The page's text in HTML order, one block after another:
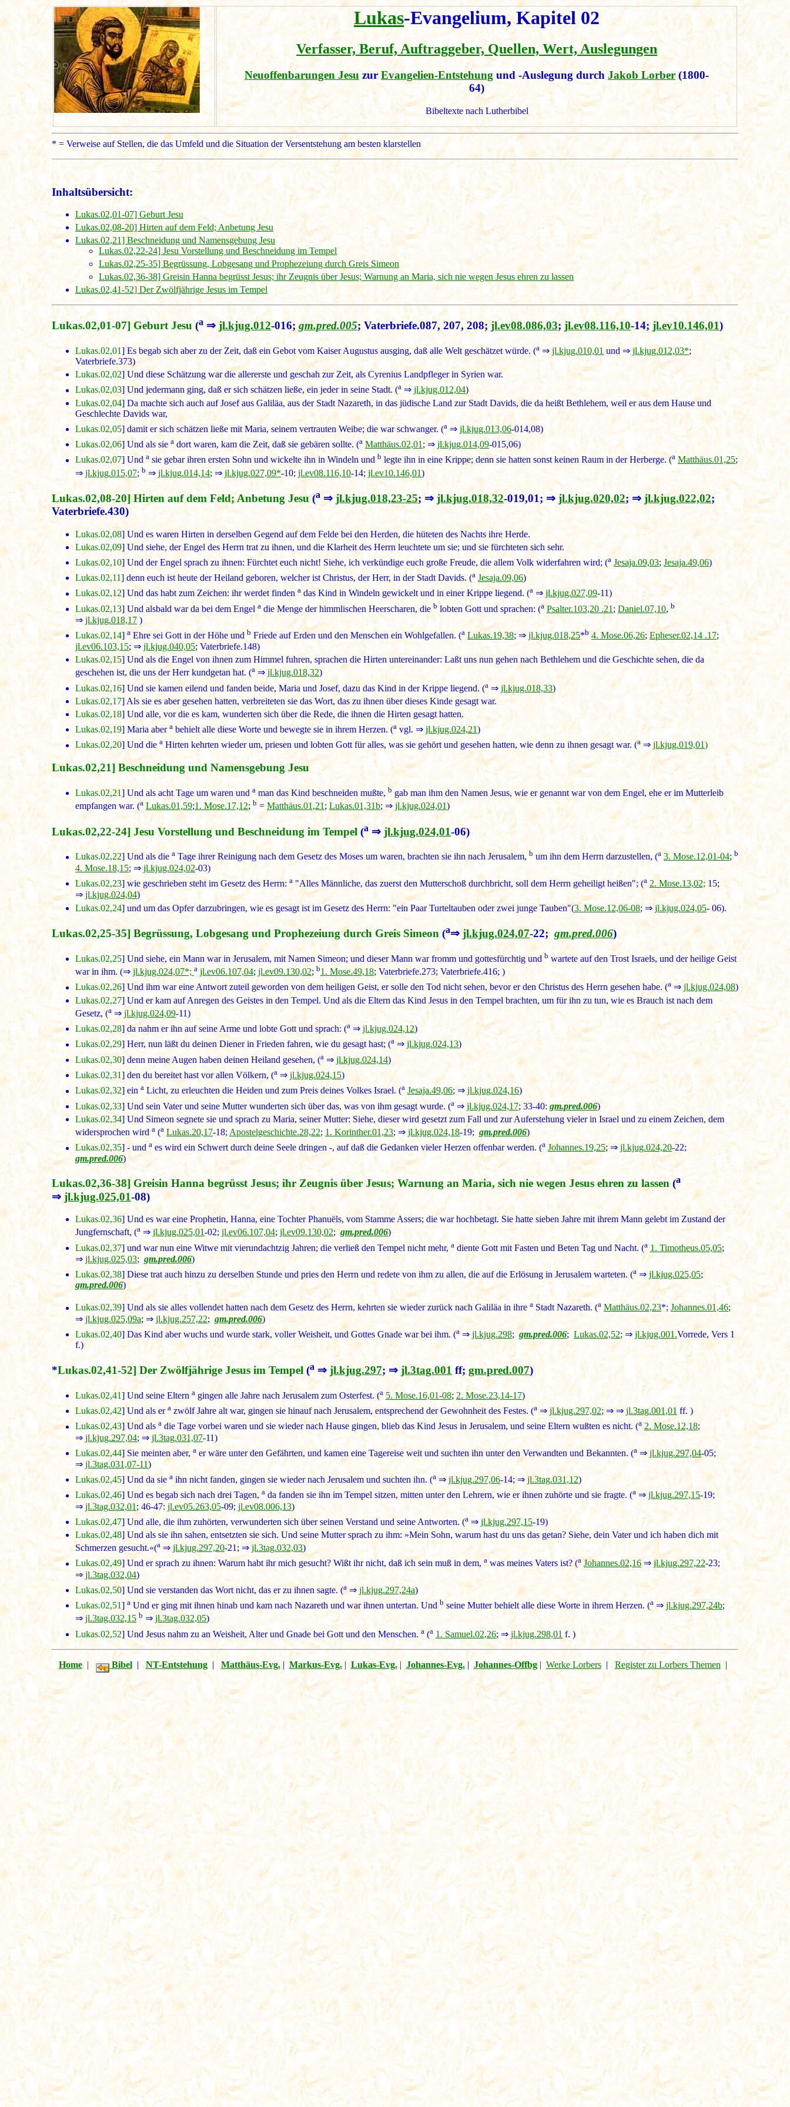
Lukas-Evangelium, Kapitel 02
Verfasser, Beruf, Auftraggeber, Quellen, Wert, Auslegungen
Neuoffenbarungen Jesu zur Evangelien-Entstehung und -Auslegung durch Jakob Lorber(1800-
64)
Bibeltexte nach Lutherbibel
* = Verweise auf Stellen, die das Umfeld und die Situation der Versentstehung am besten klarstellen
Inhaltsübersicht:
Lukas.02,01-07] Geburt Jesu
Lukas.02,08-20] Hirten auf dem Feld; Anbetung Jesu
Lukas.02,21] Beschneidung und Namensgebung Jesu
Lukas.02,22-24] Jesu Vorstellung und Beschneidung im Tempel
Lukas.02,25-35] Begrüssung, Lobgesang und Prophezeiung durch Greis Simeon
Lukas.02,36-38] Greisin Hanna begrüsst Jesus; ihr Zeugnis über Jesus; Warnung an Maria, sich nie wegen Jesus ehren zu lassen
Lukas.02,41-52] Der Zwölfjährige Jesus im Tempel
Lukas.02,01-07] Geburt Jesu (a ⇒jl.kjug.012-016;gm.pred.005; Vaterbriefe.087, 207, 208;jl.ev08.086,03; jl.ev08.116,10-14;jl.ev10.146,01)
Lukas.02,01] Es begab sich aber zu der Zeit, daß ein Gebot vom Kaiser Augustus ausging, daß alle Welt geschätzet würde. (a ⇒ jl.kjug.010,01und ⇒ jl.kjug.012,03*;
Vaterbriefe.373)
Lukas.02,02] Und diese Schätzung war die allererste und geschah zur Zeit, als Cyrenius Landpfleger in Syrien war.
Lukas.02,03] Und jedermann ging, daß er sich schätzen ließe, ein jeder in seine Stadt. (a ⇒ jl.kjug.012,04)
Lukas.02,04] Da machte sich auch auf Josef aus Galiläa, aus der Stadt Nazareth, in das jüdische Land zur Stadt Davids, die da heißt Bethlehem, weil er aus dem Hause und
Geschlechte Davids war,
Lukas.02,05] damit er sich schätzen ließe mit Maria, seinem vertrauten Weibe; die war schwanger. (a⇒ jl.kjug.013,06-014,08)
Lukas.02,06] Und als sieadort waren, kam die Zeit, daß sie gebären sollte. (a Matthäus.02,01; ⇒ jl.kjug.014,09-015,06)
Lukas.02,07] Und a sie gebar ihren ersten Sohn und wickelte ihn in Windeln undb legte ihn in eine Krippe; denn sie hatten sonst keinen Raum in der Herberge. (a Matthäus.01,25;
⇒ jl.kjug.015,07; b ⇒ jl.kjug.014,14; ⇒ jl.kjug.027,09*-10; jl.ev08.116,10-14;jl.ev10.146,01)
Lukas.02,08-20] Hirten auf dem Feld; Anbetung Jesu(a ⇒ jl.kjug.018,23-25; ⇒ jl.kjug.018,32-019,01; ⇒ jl.kjug.020,02; ⇒jl.kjug.022,02;
Vaterbriefe.430)
Lukas.02,08] Und es waren Hirten in derselben Gegend auf dem Felde bei den Herden, die hüteten des Nachts ihre Herde.
Lukas.02,09] Und siehe, der Engel des Herrn trat zu ihnen, und die Klarheit des Herrn leuchtete um sie; und sie fürchteten sich sehr.
Lukas.02,10] Und der Engel sprach zu ihnen: Fürchtet euch nicht! Siehe, ich verkündige euch große Freude, die allem Volk widerfahren wird; (a Jesaja.09,03; Jesaja.49,06)
Lukas.02,11] denn euch ist heute der Heiland geboren, welcher ist Christus, der Herr, in der Stadt Davids. (a Jesaja.09,06)
Lukas.02,12] Und das habt zum Zeichen: ihr werdet findena das Kind in Windeln gewickelt und in einer Krippe liegend. (a ⇒ jl.kjug.027,09-11)
Lukas.02,13] Und alsbald war da bei dem Engel a die Menge der himmlischen Heerscharen, die b lobten Gott und sprachen: (a Psalter.103,20 .21 ; Daniel.07,10, b
⇒ jl.kjug.018,17 )
Lukas.02,14]aEhre sei Gott in der Höhe und b Friede auf Erden und den Menschen ein Wohlgefallen. (a Lukas.19,38; ⇒ jl.kjug.018,25*b 4. Mose.06,26; Epheser.02,14 .17;
jl.ev06.103,15; ⇒ jl.kjug.040,05; Vaterbriefe.148)
Lukas.02,15] Und als die Engel von ihnen zum Himmel fuhren, sprachen die Hirten untereinander: Laßt uns nun gehen nach Bethlehem und die Geschichte sehen, die da
geschehen ist, die uns der Herr kundgetan hat. (a⇒ jl.kjug.018,32)
Lukas.02,16] Und sie kamen eilend und fanden beide, Maria und Josef, dazu das Kind in der Krippe liegend. (a ⇒ jl.kjug.018,33)
Lukas.02,17] Als sie es aber gesehen hatten, verbreiteten sie das Wort, das zu ihnen über dieses Kinde gesagt war.
Lukas.02,18] Und alle, vor die es kam, wunderten sich über die Rede, die ihnen die Hirten gesagt hatten.
Lukas.02,19] Maria aber a behielt alle diese Worte und bewegte sie in ihrem Herzen. (a vgl. ⇒ jl.kjug.024,21)
Lukas.02,20] Und die a Hirten kehrten wieder um, priesen und lobten Gott für alles, was sie gehört und gesehen hatten, wie denn zu ihnen gesagt war. (a ⇒ jl.kjug.019,01)
Lukas.02,21] Beschneidung und Namensgebung Jesu
Lukas.02,21] Und als acht Tage um waren und a man das Kind beschneiden mußte,b gab man ihm den Namen Jesus, wie er genannt war von dem Engel, ehe er im Mutterleib
empfangen war. (a Lukas.01,59;1. Mose.17,12; b = Matthäus.01,21; Lukas.01,31b; ⇒ jl.kjug.024,01)
Lukas.02,22-24] Jesu Vorstellung und Beschneidung im Tempel (a ⇒ jl.kjug.024,01-06)
Lukas.02,22] Und als die a Tage ihrer Reinigung nach dem Gesetz des Moses um waren, brachten sie ihn nach Jerusalem, b um ihn dem Herrn darzustellen, (a 3. Mose.12,01-04; b
4. Mose.18,15; ⇒ jl.kjug.024,02-03)
Lukas.02,23] wie geschrieben steht im Gesetz des Herrn: a "Alles Männliche, das zuerst den Mutterschoß durchbricht, soll dem Herrn geheiligt heißen"; (a 2. Mose.13,02; 15;
⇒jl.kjug.024,04)
Lukas.02,24] und um das Opfer darzubringen, wie es gesagt ist im Gesetz des Herrn: "ein Paar Turteltauben oder zwei junge Tauben"(3. Mose.12,06-08; ⇒jl.kjug.024,05- 06).
Lukas.02,25-35] Begrüssung, Lobgesang und Prophezeiung durch Greis Simeon (a⇒ jl.kjug.024,07-22; gm.pred.006)
Lukas.02,25] Und siehe, ein Mann war in Jerusalem, mit Namen Simeon; und dieser Mann war fromm und gottesfürchtig und b wartete auf den Trost Israels, und der heilige Geist
war in ihm. (⇒ jl.kjug.024,07*; a jl.ev06.107,04; jl.ev09.130,02; b1. Mose.49,18; Vaterbriefe.273; Vaterbriefe.416; )
Lukas.02,26] Und ihm war eine Antwort zuteil geworden von dem heiligen Geist, er solle den Tod nicht sehen, bevor er den Christus des Herrn gesehen habe. (a⇒ jl.kjug.024,08)
Lukas.02,27] Und er kam auf Anregen des Geistes in den Tempel. Und als die Eltern das Kind Jesus in den Tempel brachten, um für ihn zu tun, wie es Brauch ist nach dem
Gesetz, (a ⇒ jl.kjug.024,09-11)
Lukas.02,28] da nahm er ihn auf seine Arme und lobte Gott und sprach: (a ⇒jl.kjug.024,12)
Lukas.02,29] Herr, nun läßt du deinen Diener in Frieden fahren, wie du gesagt hast; (a ⇒ jl.kjug.024,13)
Lukas.02,30] denn meine Augen haben deinen Heiland gesehen, (a ⇒ jl.kjug.024,14)
Lukas.02,31] den du bereitet hast vor allen Völkern, (a ⇒jl.kjug.024,15)
Lukas.02,32] ein aLicht, zu erleuchten die Heiden und zum Preis deines Volkes Israel. (a Jesaja.49,06; ⇒ jl.kjug.024,16)
Lukas.02,33] Und sein Vater und seine Mutter wunderten sich über das, was von ihm gesagt wurde. (a ⇒ jl.kjug.024,17; 33-40: gm.pred.006)
Lukas.02,34] Und Simeon segnete sie und sprach zu Maria, seiner Mutter: Siehe, dieser wird gesetzt zum Fall und zur Auferstehung vieler in Israel und zu einem Zeichen, dem
widersprochen wird a (a Lukas.20,17-18;Apostelgeschichte.28,22;1. Korinther.01,23; ⇒ jl.kjug.024,18-19; gm.pred.006)
Lukas.02,35] - und a es wird ein Schwert durch deine Seele dringen -, auf daß die Gedanken vieler Herzen offenbar werden. (a Johannes.19,25; ⇒ jl.kjug.024,20-22;
gm.pred.006)
Lukas.02,36-38] Greisin Hanna begrüsst Jesus; ihr Zeugnis über Jesus; Warnung an Maria, sich nie wegen Jesus ehren zu lassen(a
⇒ jl.kjug.025,01-08)
Lukas.02,36] Und es war eine Prophetin, Hanna, eine Tochter Phanuëls, vom Stamme Assers; die war hochbetagt. Sie hatte sieben Jahre mit ihrem Mann gelebt im Zustand der
Jungfernschaft, (a ⇒ jl.kjug.025,01-02; jl.ev06.107,04; jl.ev09.130,02;gm.pred.006)
Lukas.02,37] und war nun eine Witwe mit vierundachtzig Jahren; die verließ den Tempel nicht mehr, a diente Gott mit Fasten und Beten Tag und Nacht. (a 1. Timotheus.05,05;
⇒ jl.kjug.025,03; gm.pred.006)
Lukas.02,38] Diese trat auch hinzu zu derselben Stunde und pries den Herrn und redete von ihm zu allen, die auf die Erlösung in Jerusalem warteten. (a ⇒ jl.kjug.025,05;
gm.pred.006)
Lukas.02,39] Und als sie alles vollendet hatten nach dem Gesetz des Herrn, kehrten sie wieder zurück nach Galiläa in ihre a Stadt Nazareth. (a Matthäus.02,23*; Johannes.01,46;
⇒ jl.kjug.025,09a; ⇒ jl.kjug.257,22; gm.pred.006)
Lukas.02,40] Das Kind aber wuchs und wurde stark, voller Weisheit, und Gottes Gnade war bei ihm. (a ⇒ jl.kjug.298;gm.pred.006;Lukas.02,52; ⇒jl.kjug.001.Vorrede, Vers 1
f.)
*Lukas.02,41-52] Der Zwölfjährige Jesus im Tempel (a ⇒ jl.kjug.297; ⇒jl.3tag.001 ff; gm.pred.007)
Lukas.02,41] Und seine Eltern a gingen alle Jahre nach Jerusalem zum Osterfest. (a 5. Mose.16,01-08; 2. Mose.23,14-17)
Lukas.02,42] Und als er a zwölf Jahre alt war, gingen sie hinauf nach Jerusalem, entsprechend der Gewohnheit des Festes. (a ⇒ jl.kjug.297,02; ⇒ ⇒ jl.3tag.001,01 ff. )
Lukas.02,43] Und als a die Tage vorbei waren und sie wieder nach Hause gingen, blieb das Kind Jesus in Jerusalem, und seine Eltern wußten es nicht. (a 2. Mose.12,18;
⇒ jl.kjug.297,04; ⇒ jl.3tag.031,07-11)
Lukas.02,44] Sie meinten aber, a er wäre unter den Gefährten, und kamen eine Tagereise weit und suchten ihn unter den Verwandten und Bekannten. (a ⇒jl.kjug.297,04-05;
⇒ jl.3tag.031,07-11)
Lukas.02,45] Und da sie a ihn nicht fanden, gingen sie wieder nach Jerusalem und suchten ihn. (a⇒ jl.kjug.297,06-14; ⇒ jl.3tag.031,12)
Lukas.02,46] Und es begab sich nach drei Tagen, a da fanden sie ihn im Tempel sitzen, mitten unter den Lehrern, wie er ihnen zuhörte und sie fragte. (a ⇒ jl.kjug.297,15-19;
⇒ jl.3tag.032,01 ; 46-47: jl.ev05.263,05-09; jl.ev08.006,13)
Lukas.02,47] Und alle, die ihm zuhörten, verwunderten sich über seinen Verstand und seine Antworten. (a⇒ jl.kjug.297,15-19)
Lukas.02,48] Und als sie ihn sahen, entsetzten sie sich. Und seine Mutter sprach zu ihm: »Mein Sohn, warum hast du uns das getan? Siehe, dein Vater und ich haben dich mit
Schmerzen gesucht.«(a ⇒ jl.kjug.297,20-21; ⇒jl.3tag.032,03)
Lukas.02,49] Und er sprach zu ihnen: Warum habt ihr mich gesucht? Wißt ihr nicht, daß ich sein muß in dem,awas meines Vaters ist? (a Johannes.02,16 ⇒jl.kjug.297,22-23;
⇒ jl.3tag.032,04)
Lukas.02,50] Und sie verstanden das Wort nicht, das er zu ihnen sagte. (a ⇒ jl.kjug.297,24a)
Lukas.02,51] aUnd er ging mit ihnen hinab und kam nach Nazareth und war ihnen untertan. Undbseine Mutter behielt alle diese Worte in ihrem Herzen. (a ⇒jl.kjug.297,24b;
⇒ jl.3tag.032,15 b ⇒ jl.3tag.032,05)
Lukas.02,52] Und Jesus nahm zu an Weisheit, Alter und Gnade bei Gott und den Menschen. a (a 1. Samuel.02,26; ⇒ jl.kjug.298,01 f. )
Home| Bibel|NT-Entstehung| Matthäus-Evg.| Markus-Evg.| Lukas-Evg.| Johannes-Evg.| Johannes-Offbg|Werke Lorbers| Register zu Lorbers Themen|